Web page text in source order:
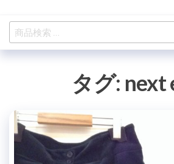
プ
検
索
タグ: next